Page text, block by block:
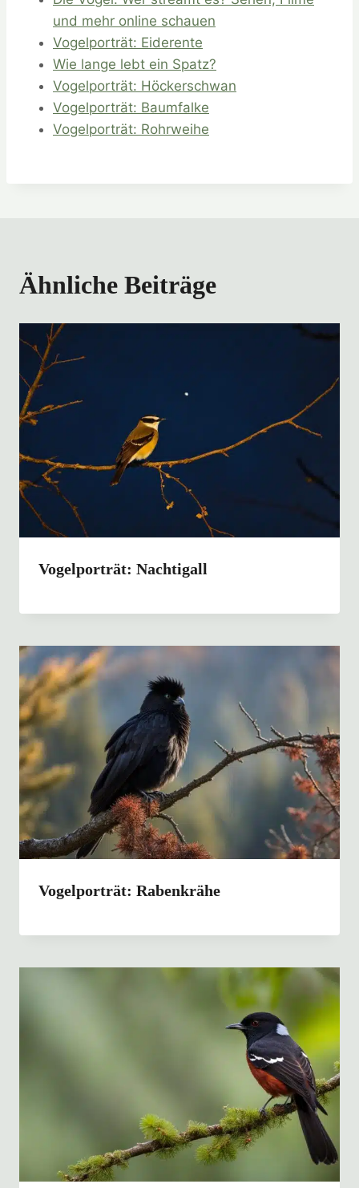
und mehr online schauen
Vogelporträt: Eiderente
Wie lange lebt ein Spatz?
Vogelporträt: Höckerschwan
Vogelporträt: Baumfalke
Vogelporträt: Rohrweihe
Ähnliche Beiträge
Vogelporträt: Nachtigall
Vogelporträt: Rabenkrähe